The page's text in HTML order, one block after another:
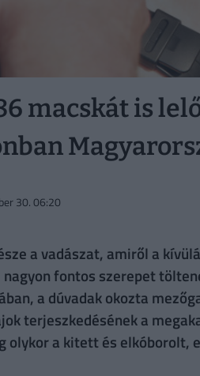
macskát is
30. 06:20
a vadászat, amiről a
fontos szerepet
a dúvadak okozta
terjeszkedésének a
olykor a kitett és elkóborolt,